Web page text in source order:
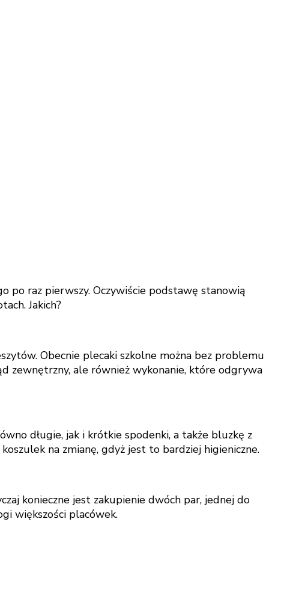
po raz pierwszy. Oczywiście podstawę stanowią
Jakich?
Obecnie plecaki szkolne można bez problemu
zewnętrzny, ale również wykonanie, które odgrywa
długie, jak i krótkie spodenki, a także bluzkę z
na zmianę, gdyż jest to bardziej higieniczne.
konieczne jest zakupienie dwóch par, jednej do
większości placówek.